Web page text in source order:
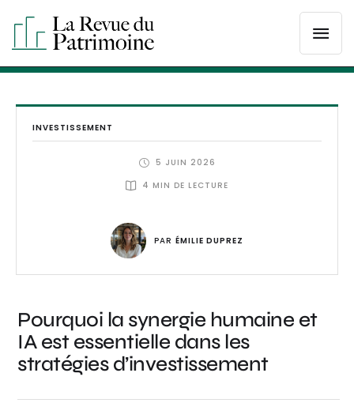
INVESTISSEMENT
5 JUIN 2026
4 MIN DE LECTURE
PAR ÉMILIE DUPREZ
Pourquoi la synergie humaine et
IA est essentielle dans les
stratégies d’investissement